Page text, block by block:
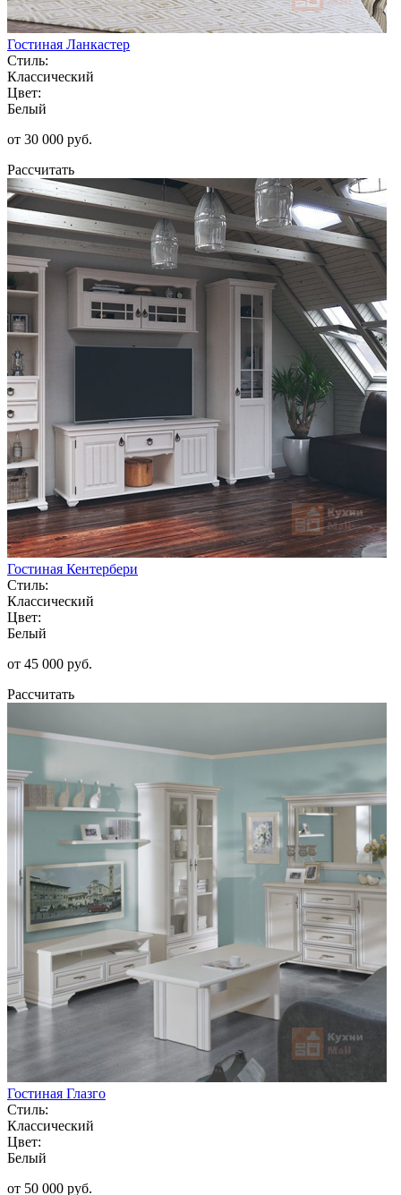
Гостиная Ланкастер
Стиль:
Классический
Цвет:
Белый
от 30 000 руб.
Рассчитать
Гостиная Кентербери
Стиль:
Классический
Цвет:
Белый
от 45 000 руб.
Рассчитать
Гостиная Глазго
Стиль:
Классический
Цвет:
Белый
от 50 000 руб.